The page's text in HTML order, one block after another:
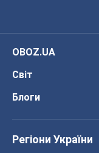
OBOZ.UA
Світ
Блоги
Регіони України